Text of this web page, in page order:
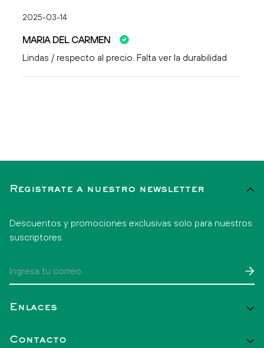
2025-03-14
MARIA DEL CARMEN
Lindas / respecto al precio. Falta ver la durabilidad
Registrate a nuestro newsletter
Descuentos y promociones exclusivas solo para nuestros
suscriptores
Enlaces
Inicio
Contacto